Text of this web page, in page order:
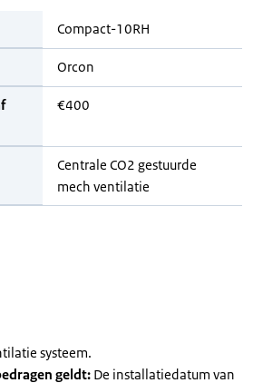
Compact-10RH
Orcon
€400
Centrale CO2 gestuurde
mech ventilatie
systeem.
geldt: De installatiedatum van